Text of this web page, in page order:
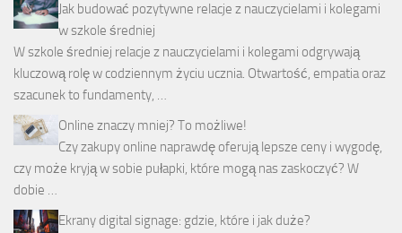
Jak budować pozytywne relacje z nauczycielami i kolegami
w szkole średniej
W szkole średniej relacje z nauczycielami i kolegami odgrywają
kluczową rolę w codziennym życiu ucznia. Otwartość, empatia oraz
szacunek to fundamenty, …
Online znaczy mniej? To możliwe!
Czy zakupy online naprawdę oferują lepsze ceny i wygodę,
czy może kryją w sobie pułapki, które mogą nas zaskoczyć? W
dobie …
Ekrany digital signage: gdzie, które i jak duże?